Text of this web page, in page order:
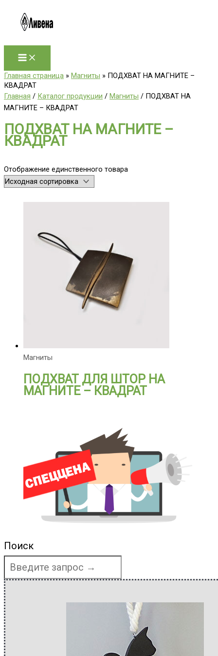
содержимому
Главная страница » Магниты » ПОДХВАТ НА МАГНИТЕ –
КВАДРАТ
Главная / Каталог продукции / Магниты / ПОДХВАТ НА
МАГНИТЕ – КВАДРАТ
ПОДХВАТ НА МАГНИТЕ –
КВАДРАТ
Отображение единственного товара
Магниты
ПОДХВАТ ДЛЯ ШТОР НА
МАГНИТЕ – КВАДРАТ
Поиск